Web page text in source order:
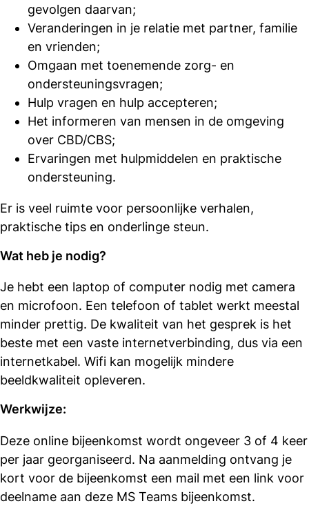
gevolgen daarvan;
Veranderingen in je relatie met partner, familie
en vrienden;
Omgaan met toenemende zorg- en
ondersteuningsvragen;
Hulp vragen en hulp accepteren;
Het informeren van mensen in de omgeving
over CBD/CBS;
Ervaringen met hulpmiddelen en praktische
ondersteuning.
Er is veel ruimte voor persoonlijke verhalen,
praktische tips en onderlinge steun.
Wat heb je nodig?
Je hebt een laptop of computer nodig met camera
en microfoon. Een telefoon of tablet werkt meestal
minder prettig. De kwaliteit van het gesprek is het
beste met een vaste internetverbinding, dus via een
internetkabel. Wifi kan mogelijk mindere
beeldkwaliteit opleveren.
Werkwijze:
Deze online bijeenkomst wordt ongeveer 3 of 4 keer
per jaar georganiseerd. Na aanmelding ontvang je
kort voor de bijeenkomst een mail met een link voor
deelname aan deze MS Teams bijeenkomst.